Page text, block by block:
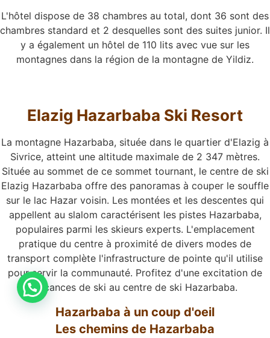
L'hôtel dispose de 38 chambres au total, dont 36 sont des
chambres standard et 2 desquelles sont des suites junior. Il
y a également un hôtel de 110 lits avec vue sur les
montagnes dans la région de la montagne de Yildiz.
Elazig Hazarbaba Ski Resort
La montagne Hazarbaba, située dans le quartier d'Elazig à
Sivrice, atteint une altitude maximale de 2 347 mètres.
Située au sommet de ce sommet tournant, le centre de ski
Elazig Hazarbaba offre des panoramas à couper le souffle
sur le lac Hazar voisin. Les montées et les descentes qui
appellent au slalom caractérisent les pistes Hazarbaba,
populaires parmi les skieurs experts. L'emplacement
pratique du centre à proximité de divers modes de
transport complète l'infrastructure de pointe qu'il utilise
pour servir la communauté. Profitez d'une excitation de
vacances de ski au centre de ski Hazarbaba.
Hazarbaba à un coup d'oeil
Les chemins de Hazarbaba